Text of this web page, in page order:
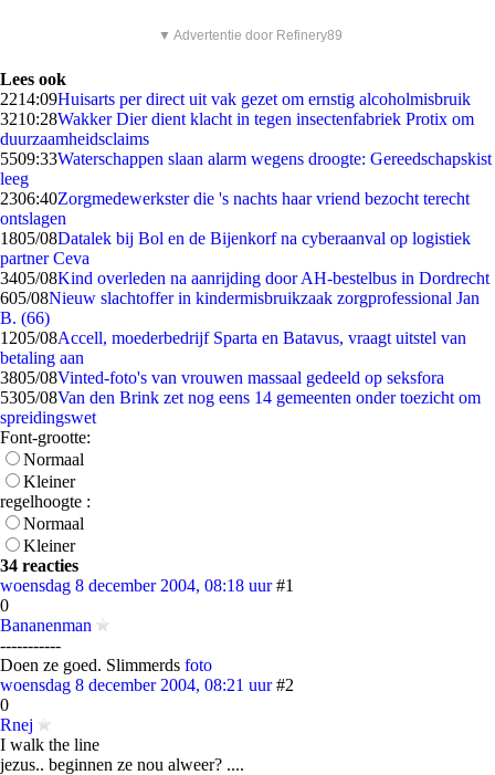
▼ Advertentie door Refinery89
Lees ook
2214:09Huisarts per direct uit vak gezet om ernstig alcoholmisbruik
3210:28Wakker Dier dient klacht in tegen insectenfabriek Protix om
duurzaamheidsclaims
5509:33Waterschappen slaan alarm wegens droogte: Gereedschapskist
leeg
2306:40Zorgmedewerkster die 's nachts haar vriend bezocht terecht
ontslagen
1805/08Datalek bij Bol en de Bijenkorf na cyberaanval op logistiek
partner Ceva
3405/08Kind overleden na aanrijding door AH-bestelbus in Dordrecht
605/08Nieuw slachtoffer in kindermisbruikzaak zorgprofessional Jan
B. (66)
1205/08Accell, moederbedrijf Sparta en Batavus, vraagt uitstel van
betaling aan
3805/08Vinted-foto's van vrouwen massaal gedeeld op seksfora
5305/08Van den Brink zet nog eens 14 gemeenten onder toezicht om
spreidingswet
Font-grootte:
Normaal
Kleiner
regelhoogte :
Normaal
Kleiner
34 reacties
woensdag 8 december 2004, 08:18 uur #1
0
Bananenman
-----------
Doen ze goed. Slimmerds foto
woensdag 8 december 2004, 08:21 uur #2
0
Rnej
I walk the line
jezus.. beginnen ze nou alweer? ....